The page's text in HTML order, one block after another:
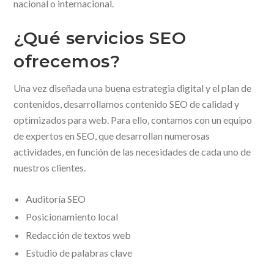
nacional o internacional.
¿Qué servicios SEO
ofrecemos?
Una vez diseñada una buena estrategia digital y el plan de
contenidos, desarrollamos contenido SEO de calidad y
optimizados para web. Para ello, contamos con un equipo
de expertos en SEO, que desarrollan numerosas
actividades, en función de las necesidades de cada uno de
nuestros clientes.
Auditoría SEO
Posicionamiento local
Redacción de textos web
Estudio de palabras clave